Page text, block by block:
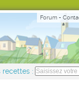
Forum -
recettes :